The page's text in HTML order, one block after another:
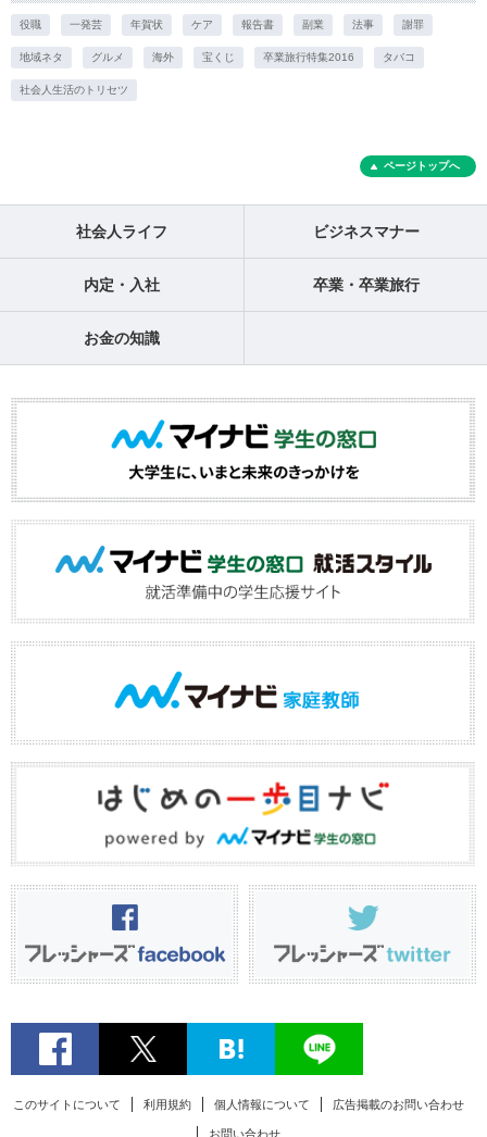
役職 一発芸 年賀状 ケア 報告書 副業 法事 謝罪
地域ネタ グルメ 海外 宝くじ 卒業旅行特集2016 タバコ
社会人生活のトリセツ
ページトップへ
社会人ライフ ビジネスマナー
内定・入社 卒業・卒業旅行
お金の知識
このサイトについて 利用規約 個人情報について 広告掲載のお問い合わせ
お問い合わせ